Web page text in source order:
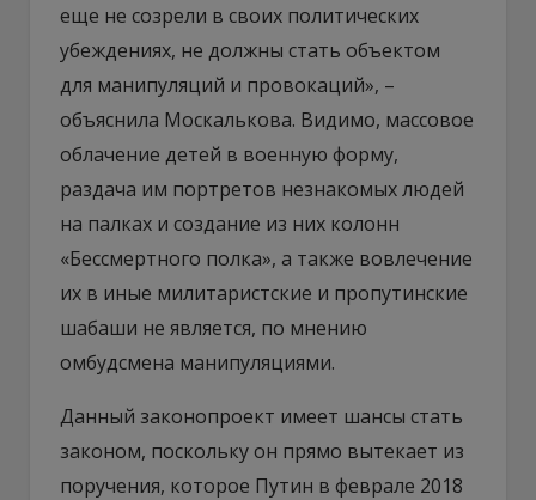
еще не созрели в своих политических
убеждениях, не должны стать объектом
для манипуляций и провокаций», –
объяснила Москалькова. Видимо, массовое
облачение детей в военную форму,
раздача им портретов незнакомых людей
на палках и создание из них колонн
«Бессмертного полка», а также вовлечение
их в иные милитаристские и пропутинские
шабаши не является, по мнению
омбудсмена манипуляциями.
Данный законопроект имеет шансы стать
законом, поскольку он прямо вытекает из
поручения, которое Путин в феврале 2018